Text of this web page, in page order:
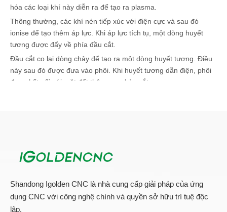
hóa các loại khí này diễn ra để tạo ra plasma.
Thông thường, các khí nén tiếp xúc với điện cực và sau đó
ionise để tạo thêm áp lực. Khi áp lực tích tụ, một dòng huyết
tương được đẩy về phía đầu cắt.
Đầu cắt co lại dòng chảy để tạo ra một dòng huyết tương. Điều
này sau đó được đưa vào phôi. Khi huyết tương dẫn điện, phôi
được kết nối với mặt đất thông qua bàn cắt.
cách. Thứ nhất, có một phiên bản ngân sách nói chung được
cắt plasma CNC vì tần số cao có thể can thiệp vào các thiết bị
hiện đại và gây ra vấn đề.
Phương pháp này sử dụng tia lửa cao áp và tần số cao. Việc tạo
Shandong Igolden CNC là nhà cung cấp giải pháp của ứng
dụng CNC với công nghệ chính và quyền sở hữu trí tuệ độc
lập.